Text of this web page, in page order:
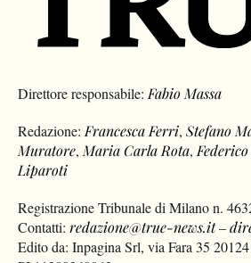
Direttore responsabile: Fabio Massa
Redazione: Francesca Ferri,Stefano
Muratore, Maria Carla Rota,
Liparoti
Registrazione Tribunale di Milano n.
Contatti:redazione@true-news.it–
Edito da: Inpagina Srl, via Fara 35